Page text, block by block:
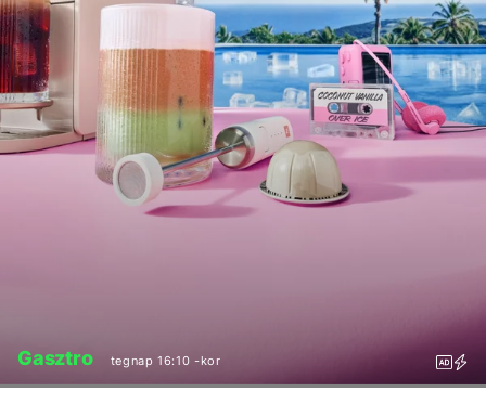
Gasztro tegnap 16:10 -kor